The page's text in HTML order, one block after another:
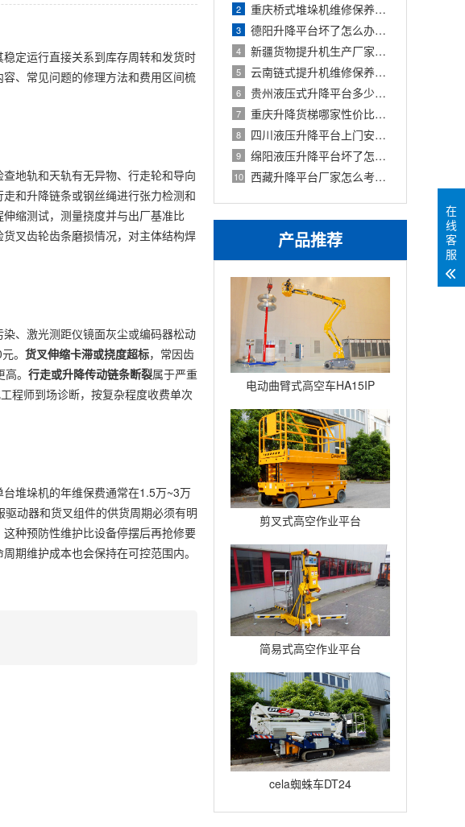
2 重庆桥式堆垛机维修保养多少钱？2026年维
3 德阳升降平台坏了怎么办？2026年故障判断
4 新疆货物提升机生产厂家有哪些？2026年远
5 云南链式提升机维修保养周期与常见故障
6 贵州液压式升降平台多少钱一台？2026年价
7 重庆升降货梯哪家性价比高？见田、麦森
8 四川液压升降平台上门安装怎么操作？
9 绵阳液压升降平台坏了怎么办？从故障判
10 西藏升降平台厂家怎么考察？高海拔项目
产品推荐
电动曲臂式高空车HA15IP
剪叉式高空作业平台
Compact12
简易式高空作业平台
Quickup7
cela蜘蛛车DT24
定运行直接关系到库存周转和发货时
、常见问题的修理方法和费用区间梳
地轨和天轨有无异物、行走轮和导向
和升降链条或钢丝绳进行张力检测和
缩测试，测量挠度并与出厂基准比
叉齿轮齿条磨损情况，对主体结构焊
、激光测距仪镜面灰尘或编码器松动
。 货叉伸缩卡滞或挠度超标，常因齿
。 行走或升降传动链条断裂属于严重
程师到场诊断，按复杂程度收费单次
堆垛机的年维保费通常在1.5万~3万
动器和货叉组件的供货周期必须有明
种预防性维护比设备停摆后再抢修要
期维护成本也会保持在可控范围内。
在
线
客
服